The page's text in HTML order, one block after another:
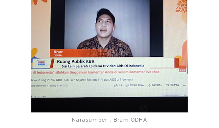
Narasumber : Bram ODHA